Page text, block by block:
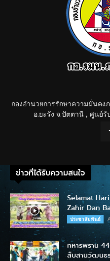
กองอำนวยการรักษาความมั่นค
อ.ยะรัง จ.ปัตตานี , ศูนย์รั
ข่าวที่ได้รับความสนใจ
Selamat
Zahir Dan
ประชาสัมพันธ์
ทหารพราน
สืบสานวัฒนธ